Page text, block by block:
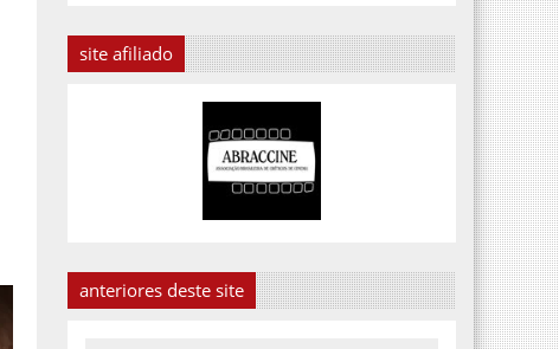
site afiliado
anteriores deste site